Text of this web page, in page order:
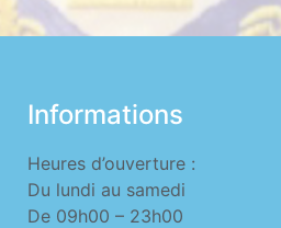
Informations
Heures d’ouverture :
Du lundi au samedi
De 09h00 – 23h00​